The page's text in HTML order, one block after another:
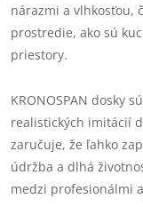
nárazmi a vlhkosťou,
prostredie, ako sú
priestory.
KRONOSPAN dosky
realistických imitácií
zaručuje, že ľahko
údržba a dlhá
medzi profesionálmi